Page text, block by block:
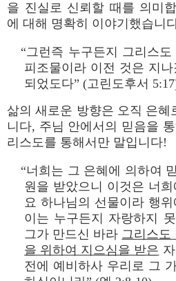
을 진실로 신뢰할 때를 의미
에 대해 명확히 이야기했습니
“그런즉 누구든지 그리스
피조물이라 이전 것은 지나
되었도다” (고린도후서
삶의 새로운 방향은 오직 은
니다, 주님 안에서의 믿음을
리스도를 통해서만 말입니다!
“너희는 그 은혜에 의하여
원을 받았으니 이것은 너
요 하나님의 선물이라 행
이는 누구든지 자랑하지
그가 만드신 바라 그리스도
을 위하여 지으심을 받은
전에 예비하사 우리로 그